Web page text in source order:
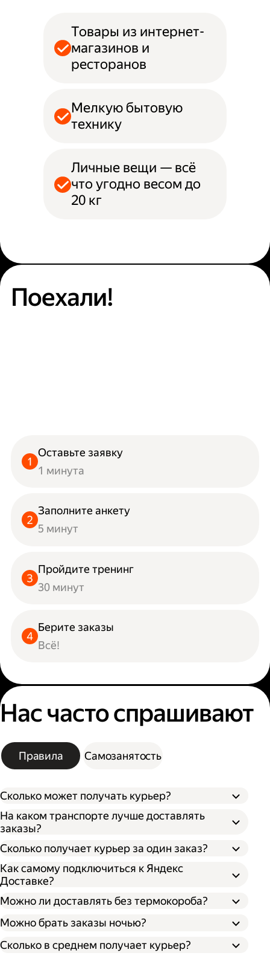
Товары из интернет-
магазинов и
ресторанов
Мелкую бытовую
технику
Личные вещи — всё
что угодно весом до
20 кг
Поехали!
Оставьте заявку
1 минута
Заполните анкету
5 минут
Пройдите тренинг
30 минут
Берите заказы
Всё!
Нас часто спрашивают
Правила Самозанятость
Сколько может получать курьер?
На каком транспорте лучше доставлять
заказы?
Сколько получает курьер за один заказ?
Как самому подключиться к Яндекс
Доставке?
Можно ли доставлять без термокороба?
Можно брать заказы ночью?
Сколько в среднем получает курьер?